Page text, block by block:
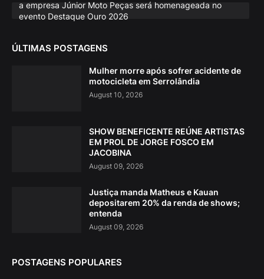
a empresa Júnior Moto Peças será homenageada no
evento Destaque Ouro 2026
ÚLTIMAS POSTAGENS
Mulher morre após sofrer acidente de
motocicleta em Serrolândia
August 10, 2026
SHOW BENEFICENTE REÚNE ARTISTAS
EM PROL DE JORGE FOSCO EM
JACOBINA
August 09, 2026
Justiça manda Matheus e Kauan
depositarem 20% da renda de shows;
entenda
August 09, 2026
POSTAGENS POPULARES